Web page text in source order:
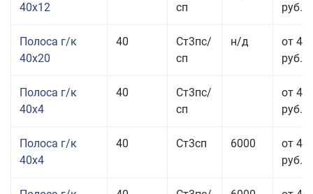
40x12
сп
руб.
Полоса г/к
40x20
40
Ст3пс/
сп
н/д
от 44
руб.
Полоса г/к
40x4
40
Ст3пс/
сп
от 42
руб.
Полоса г/к
40x4
40 Ст3сп 6000
от 42
руб.